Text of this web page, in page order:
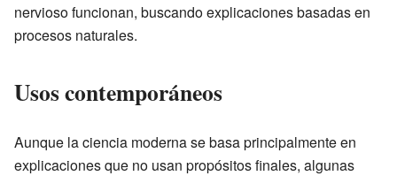
nervioso funcionan, buscando explicaciones basadas en
procesos naturales.
Usos contemporáneos
Aunque la ciencia moderna se basa principalmente en
explicaciones que no usan propósitos finales, algunas